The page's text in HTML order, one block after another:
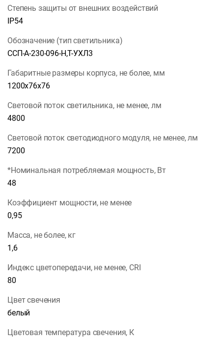
Степень защиты от внешних воздействий
IP54
Обозначение (тип светильника)
ССП-А-230-096-Н,Т-УХЛ3
Габаритные размеры корпуса, не более, мм
1200х76х76
Световой поток светильника, не менее, лм
4800
Световой поток светодиодного модуля, не менее, лм
7200
*Номинальная потребляемая мощность, Вт
48
Коэффициент мощности, не менее
0,95
Масса, не более, кг
1,6
Индекс цветопередачи, не менее, CRI
80
Цвет свечения
белый
Цветовая температура свечения, К